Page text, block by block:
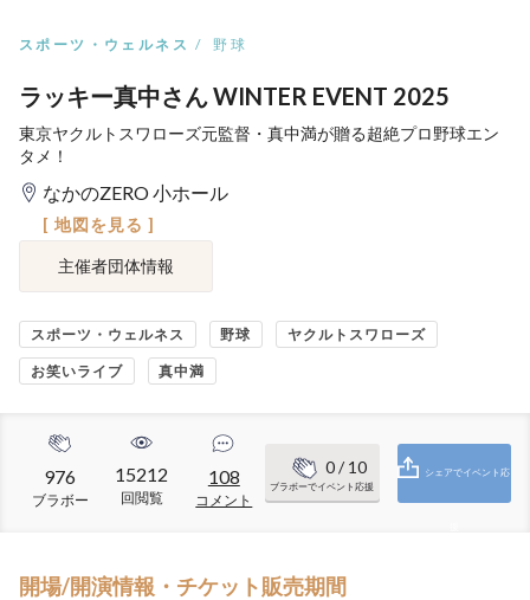
スポーツ・ウェルネス 野球
ラッキー真中さん WINTER EVENT 2025
東京ヤクルトスワローズ元監督・真中満が贈る超絶プロ野球エン
タメ！
なかのZERO 小ホール
[ 地図を見る ]
主催者団体情報
スポーツ・ウェルネス 野球 ヤクルトスワローズ
お笑いライブ 真中満
976
ブラボー
15212
回閲覧
108
コメント
0/ 10
ブラボーでイベント応援
シェアでイベント応
開場/開演情報・チケット販売期間